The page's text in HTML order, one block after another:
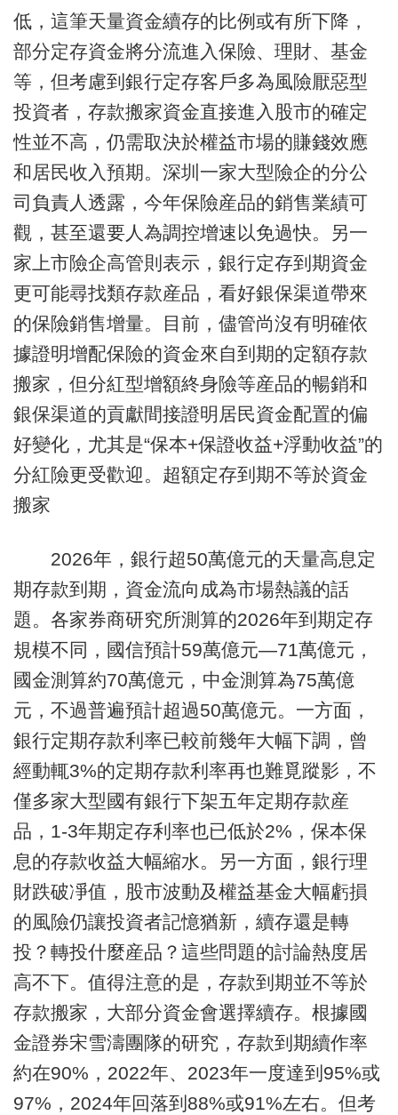
低，這筆天量資金續存的比例或有所下降，
部分定存資金將分流進入保險、理財、基金
等，但考慮到銀行定存客戶多為風險厭惡型
投資者，存款搬家資金直接進入股市的確定
性並不高，仍需取決於權益市場的賺錢效應
和居民收入預期。深圳一家大型險企的分公
司負責人透露，今年保險産品的銷售業績可
觀，甚至還要人為調控增速以免過快。另一
家上市險企高管則表示，銀行定存到期資金
更可能尋找類存款産品，看好銀保渠道帶來
的保險銷售增量。目前，儘管尚沒有明確依
據證明增配保險的資金來自到期的定額存款
搬家，但分紅型增額終身險等産品的暢銷和
銀保渠道的貢獻間接證明居民資金配置的偏
好變化，尤其是“保本+保證收益+浮動收益”的
分紅險更受歡迎。超額定存到期不等於資金
搬家
2026年，銀行超50萬億元的天量高息定
期存款到期，資金流向成為市場熱議的話
題。各家券商研究所測算的2026年到期定存
規模不同，國信預計59萬億元—71萬億元，
國金測算約70萬億元，中金測算為75萬億
元，不過普遍預計超過50萬億元。一方面，
銀行定期存款利率已較前幾年大幅下調，曾
經動輒3%的定期存款利率再也難覓蹤影，不
僅多家大型國有銀行下架五年定期存款産
品，1-3年期定存利率也已低於2%，保本保
息的存款收益大幅縮水。另一方面，銀行理
財跌破凈值，股市波動及權益基金大幅虧損
的風險仍讓投資者記憶猶新，續存還是轉
投？轉投什麼産品？這些問題的討論熱度居
高不下。值得注意的是，存款到期並不等於
存款搬家，大部分資金會選擇續存。根據國
金證券宋雪濤團隊的研究，存款到期續作率
約在90%，2022年、2023年一度達到95%或
97%，2024年回落到88%或91%左右。但考